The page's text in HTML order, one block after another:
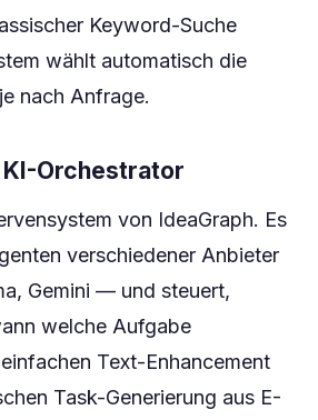
Keyword-Suche
wählt automatisch die
nach Anfrage.
Orchestrator
von IdeaGraph. Es
verschiedener Anbieter
Gemini — und steuert,
welche Aufgabe
Text-Enhancement
Task-Generierung aus E-